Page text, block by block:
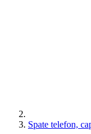
Spate telefon,